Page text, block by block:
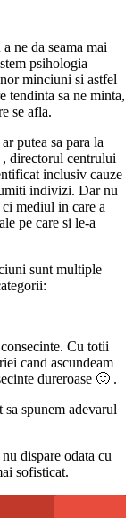
ne da seama mai
psihologia
minciuni si astfel
tendinta sa ne minta,
se afla.
putea sa para la
directorul centrului
inclusiv cauze
indivizi. Dar nu
ci mediul in care a
pe care si le-a
sunt multiple
Cu totii
cand ascundeam
dureroase 🙂 .
spunem adevarul
dispare odata cu
sofisticat.